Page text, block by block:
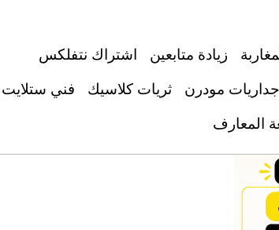
اشتراك نتفلكس زيادة متابعين
فني ستلايت
ثريات كلاسيك جداريات مودرن
المعارف